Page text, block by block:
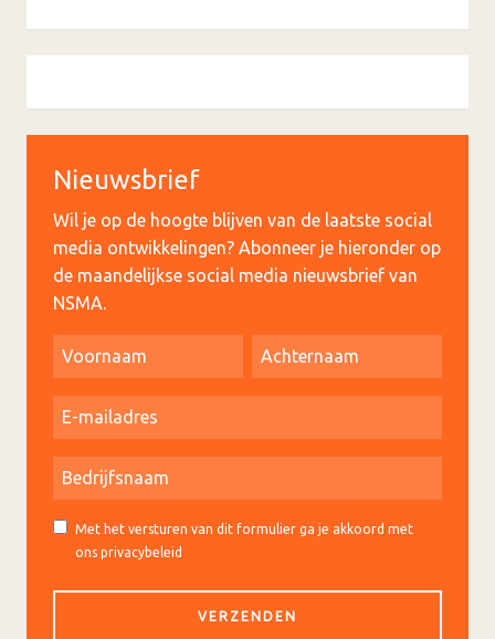
Nieuwsbrief
Wil je op de hoogte blijven van de laatste social
media ontwikkelingen? Abonneer je hieronder op
de maandelijkse social media nieuwsbrief van
NSMA.
Met het versturen van dit formulier ga je akkoord met
ons privacybeleid